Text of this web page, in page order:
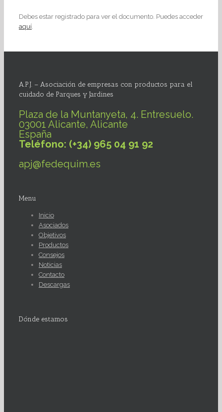
Debes estar registrado para ver el documento. Puedes acceder
aquí.
A.P.J. – Asociación de empresas con productos para el
cuidado de Parques y Jardines
Plaza de la Muntanyeta, 4. Entresuelo.
03001 Alicante, Alicante
España
Teléfono: (+34) 965 04 91 92
apj@fedequim.es
Menu
Inicio
Asociados
Objetivos
Productos
Consejos
Noticias
Contacto
Descargas
Dónde estamos